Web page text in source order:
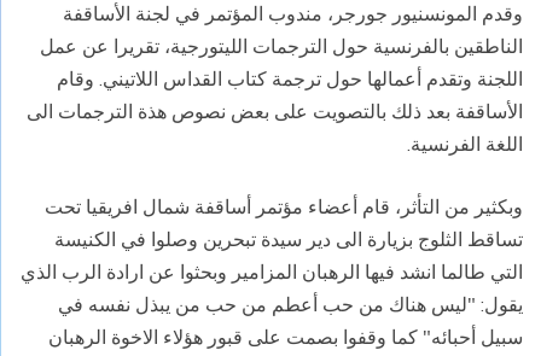
وقدم المونسنيور جورجر، مندوب المؤتمر في لجنة الأساقفة
الناطقين بالفرنسية حول الترجمات الليتورجية، تقريرا عن عمل
اللجنة وتقدم أعمالها حول ترجمة كتاب القداس اللاتيني. وقام
الأساقفة بعد ذلك بالتصويت على بعض نصوص هذة الترجمات الى
اللغة الفرنسية.
وبكثير من التأثر، قام أعضاء مؤتمر أساقفة شمال افريقيا تحت
تساقط الثلوج بزيارة الى دير سيدة تبحرين وصلوا في الكنيسة
التي طالما انشد فيها الرهبان المزامير وبحثوا عن ارادة الرب الذي
يقول: "ليس هناك من حب أعطم من حب من يبذل نفسه في
سبيل أحبائه" كما وقفوا بصمت على قبور هؤلاء الاخوة الرهبان